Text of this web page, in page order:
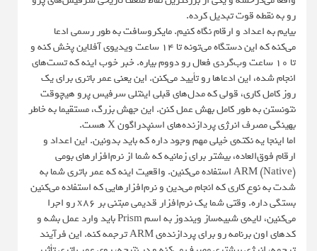
رو به نقطه قوت تبدیل کرده.
بیایم به اعداد و ارقام نگاه کنیم. مایکروسافت به طور رسمی ادعا
می‌کنه که این دستگاه می‌تونه تا ۱۴ ساعت ویدیوی آفلاین پخش کنه و
تا ۱۰ ساعت وب‌گردی فعال رو دووم بیاره. خبر خوب اینه که تست‌های
انجام شده، این ادعاها رو تأیید می‌کنن. این یعنی عمر باتری برای یک
روز کامل کاری، قولی که مدل‌های قبلی اینتلی سرفیس پرو هیچوقت
نتونستن به طور کامل بهش عمل کنن. این جهش بزرگ، مستقیما به خاطر
بهینگی مصرف انرژی پردازنده‌های اسنپدراگون X هست.
اما اینجا یه نکته‌ی خیلی مهم وجود داره که باید بدونین. این اعداد و
ارقام فوق‌العاده، بیشتر برای زمانیه که شما از نرم‌افزارهای بومی
(Native) ARM استفاده می‌کنین. واقعیت اینه که عمر باتری شما به
شدت به نوع کاری که انجام می‌دین و نرم‌افزارهایی که استفاده می‌کنین
بستگی داره. وقتی شما یک نرم‌افزار قدیمی مبتنی بر x86 رو اجرا
می‌کنین، لایه‌ی شبیه‌ساز ویندوز به اسم Prism باید وارد عمل بشه و
کدهای اون برنامه رو برای پردازنده‌ی ARM ترجمه کنه. این فرآیند